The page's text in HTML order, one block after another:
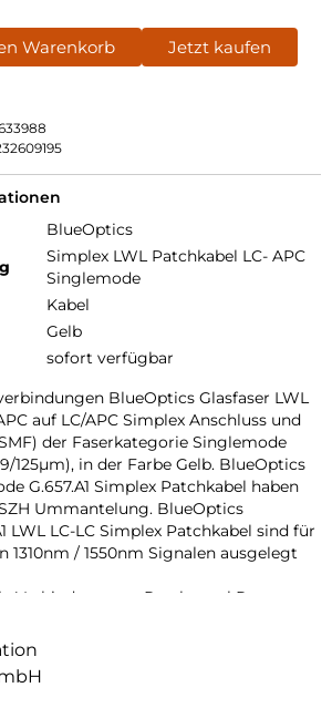
Warenkorb Jetzt kaufen
BlueOptics
Simplex LWL Patchkabel LC- APC
Singlemode
Kabel
Gelb
sofort verfügbar
BlueOptics Glasfaser LWL
auf LC/APC Simplex Anschluss und
der Faserkategorie Singlemode
125µm), in der Farbe Gelb. BlueOptics
G.657.A1 Simplex Patchkabel haben
Ummantelung. BlueOptics
LWL LC-LC Simplex Patchkabel sind für
1310nm / 1550nm Signalen ausgelegt
Verbindung von Patchpanel Ports
Beste Dämpfungswerte BlueOptics
von 0,4dB pro Kilometer, eine